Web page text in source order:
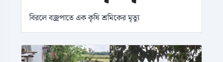
বিরলে বজ্রপাতে এক কৃষি শ্রমিকের মৃত্যু